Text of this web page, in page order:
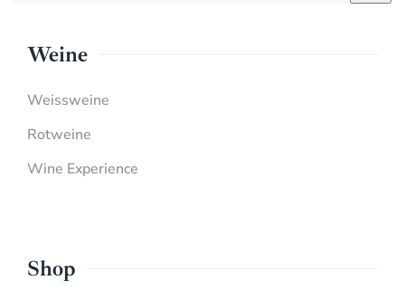
Weine
Weissweine
Rotweine
Wine Experience
Shop